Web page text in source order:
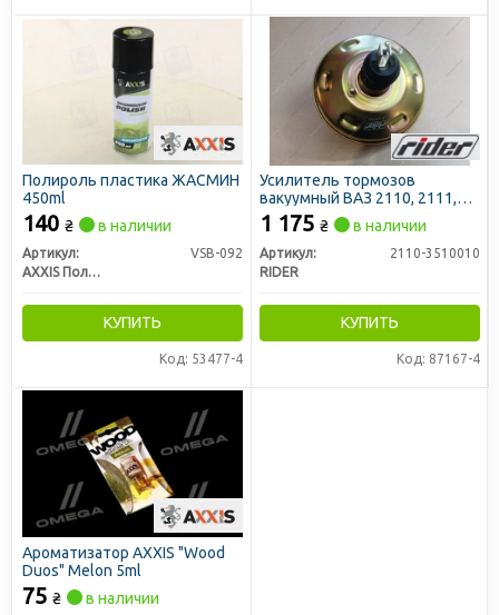
Полироль пластика ЖАСМИН
450ml
140 ₴ в наличии
Артикул:
VSB-092
AXXIS Польша
КУПИТЬ
Код: 53477-4
Усилитель тормозов
вакуумный ВАЗ 2110, 2111,
2112 (RIDER)
1 175 ₴ в наличии
Артикул:
2110-3510010
RIDER
КУПИТЬ
Код: 87167-4
Ароматизатор AXXIS "Wood
Duos" Мelon 5ml
75 ₴ в наличии